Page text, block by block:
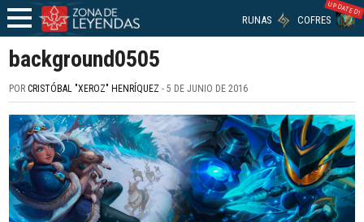
RUNAS COFRES
UPDATED!
background0505
PORCRISTÓBAL "XEROZ" HENRÍQUEZ - 5 DE JUNIO DE 2016